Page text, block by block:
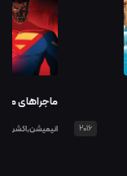
2016
ماجراهای
انیمیشن,اکشن